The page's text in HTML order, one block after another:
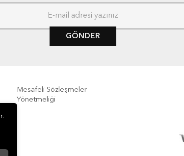
GÖNDER
Mesafeli Sözleşmeler
Yönetmeliği